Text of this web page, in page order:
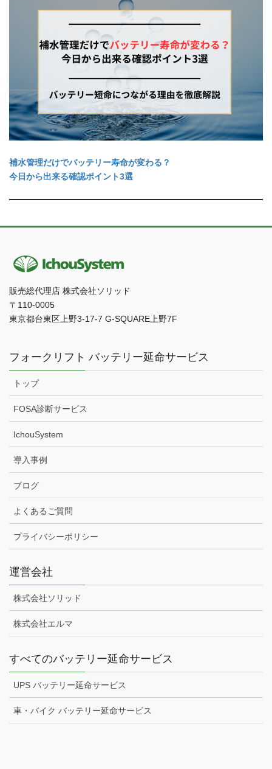
補水管理だけでバッテリー寿命が変わる？
今日から出来る確認ポイント3選
販売総代理店 株式会社ソリッド
〒110-0005
東京都台東区上野3-17-7 G-SQUARE上野7F
フォークリフト バッテリー延命サービス
トップ
FOSA診断サービス
IchouSystem
導入事例
ブログ
よくあるご質問
プライバシーポリシー
運営会社
株式会社ソリッド
株式会社エルマ
すべてのバッテリー延命サービス
UPS バッテリー延命サービス
車・バイク バッテリー延命サービス